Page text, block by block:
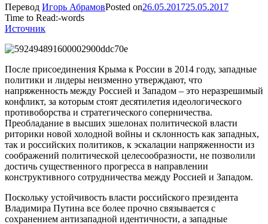
Перевод Игорь АбрамовPosted on26.05.201725.05.2017
Time to Read:-words
Источник
После присоединения Крыма к России в 2014 году, западные
политики и лидеры неизменно утверждают, что
напряженность между Россией и Западом – это неразрешимый
конфликт, за которым стоят десятилетия идеологического
противоборства и стратегического соперничества.
Преобладание в высших эшелонах политической власти
риторики новой холодной войны и склонность как западных,
так и российских политиков, к эскалации напряженности из
соображений политической целесообразности, не позволили
достичь существенного прогресса в направлении
конструктивного сотрудничества между Россией и Западом.
Поскольку устойчивость власти российского президента
Владимира Путина все более прочно связывается с
сохранением антизападной идентичности, а западные